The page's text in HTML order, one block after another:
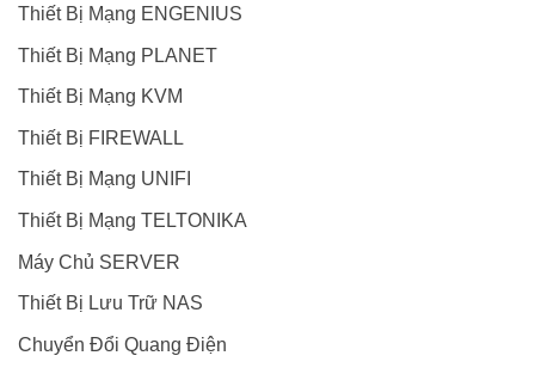
Thiết Bị Mạng ENGENIUS
Thiết Bị Mạng PLANET
Thiết Bị Mạng KVM
Thiết Bị FIREWALL
Thiết Bị Mạng UNIFI
Thiết Bị Mạng TELTONIKA
Máy Chủ SERVER
Thiết Bị Lưu Trữ NAS
Chuyển Đổi Quang Điện